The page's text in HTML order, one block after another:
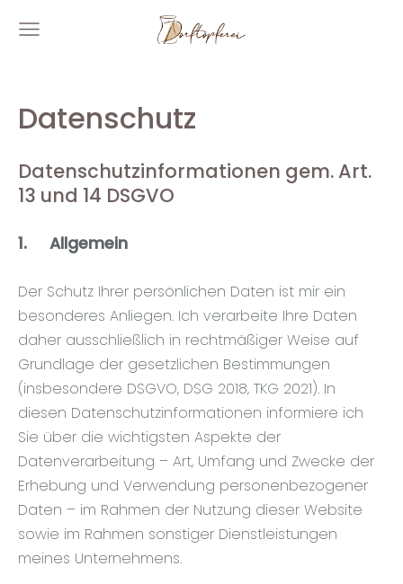
Datenschutz
Datenschutzinformationen gem. Art.
13 und 14 DSGVO
1. Allgemein
Der Schutz Ihrer persönlichen Daten ist mir ein
besonderes Anliegen. Ich verarbeite Ihre Daten
daher ausschließlich in rechtmäßiger Weise auf
Grundlage der gesetzlichen Bestimmungen
(insbesondere DSGVO, DSG 2018, TKG 2021). In
diesen Datenschutzinformationen informiere ich
Sie über die wichtigsten Aspekte der
Datenverarbeitung – Art, Umfang und Zwecke der
Erhebung und Verwendung personenbezogener
Daten – im Rahmen der Nutzung dieser Website
sowie im Rahmen sonstiger Dienstleistungen
meines Unternehmens.